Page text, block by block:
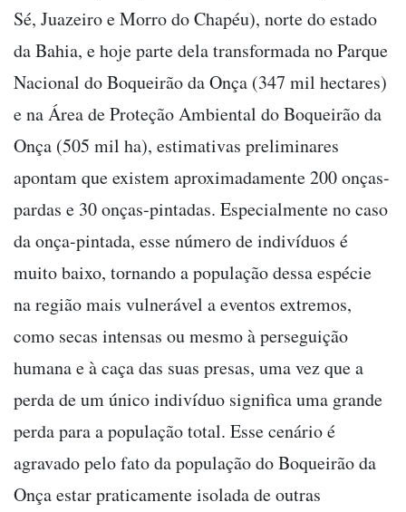
Sé, Juazeiro e Morro do Chapéu), norte do estado
da Bahia, e hoje parte dela transformada no Parque
Nacional do Boqueirão da Onça (347 mil hectares)
e na Área de Proteção Ambiental do Boqueirão da
Onça (505 mil ha), estimativas preliminares
apontam que existem aproximadamente 200 onças-
pardas e 30 onças-pintadas. Especialmente no caso
da onça-pintada, esse número de indivíduos é
muito baixo, tornando a população dessa espécie
na região mais vulnerável a eventos extremos,
como secas intensas ou mesmo à perseguição
humana e à caça das suas presas, uma vez que a
perda de um único indivíduo significa uma grande
perda para a população total. Esse cenário é
agravado pelo fato da população do Boqueirão da
Onça estar praticamente isolada de outras